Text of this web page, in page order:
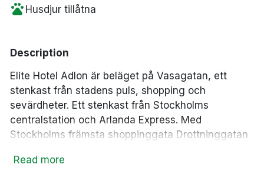
pets Husdjur tillåtna
Description
Elite Hotel Adlon är beläget på Vasagatan, ett
stenkast från stadens puls, shopping och
sevärdheter. Ett stenkast från Stockholms
centralstation och Arlanda Express. Med
Stockholms främsta shoppinggata Drottninggatan
undan några timmar för en shoppingrunda. Snett
Read more